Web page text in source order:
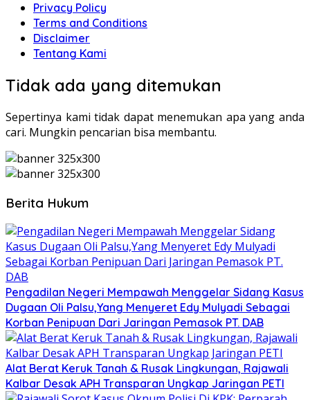
Privacy Policy
Terms and Conditions
Disclaimer
Tentang Kami
Tidak ada yang ditemukan
Sepertinya kami tidak dapat menemukan apa yang anda
cari. Mungkin pencarian bisa membantu.
Berita Hukum
Pengadilan Negeri Mempawah Menggelar Sidang Kasus
Dugaan Oli Palsu,Yang Menyeret Edy Mulyadi Sebagai
Korban Penipuan Dari Jaringan Pemasok PT. DAB
Alat Berat Keruk Tanah & Rusak Lingkungan, Rajawali
Kalbar Desak APH Transparan Ungkap Jaringan PETI